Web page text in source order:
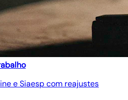
e Siaesp com reajustes